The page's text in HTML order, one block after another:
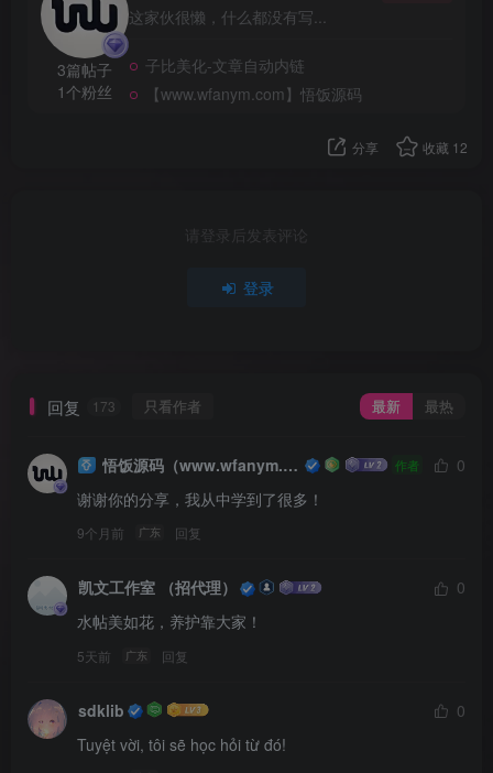
3篇帖子
1个粉丝
这家伙很懒，什么都没有写...
子比美化-文章自动内链
【www.wfanym.com】悟饭源码
分享 收藏 12
请登录后发表评论
登录
回复 173 只看作者 最新 最热
悟饭源码（www.wfanym.com） 作者
0
谢谢你的分享，我从中学到了很多！
9个月前 广东 回复
凯文工作室 （招代理）
0
水帖美如花，养护靠大家！
5天前 广东 回复
sdklib
0
Tuyệt vời, tôi sẽ học hỏi từ đó!